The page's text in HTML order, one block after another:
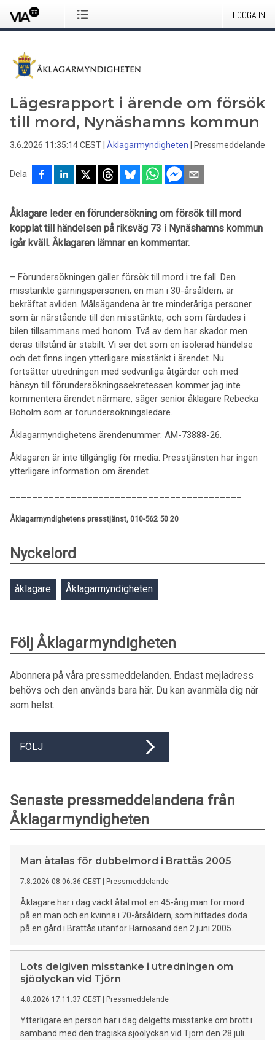
LOGGA IN
Lägesrapport i ärende om försök
till mord, Nynäshamns kommun
3.6.2026 11:35:14 CEST Åklagarmyndigheten Pressmeddelande
Dela
Åklagare leder en förundersökning om försök till mord
kopplat till händelsen på riksväg 73 i Nynäshamns kommun
igår kväll. Åklagaren lämnar en kommentar.
– Förundersökningen gäller försök till mord i tre fall. Den
misstänkte gärningspersonen, en man i 30-årsåldern, är
bekräftat avliden. Målsägandena är tre minderåriga personer
som är närstående till den misstänkte, och som färdades i
bilen tillsammans med honom. Två av dem har skador men
deras tillstånd är stabilt. Vi ser det som en isolerad händelse
och det finns ingen ytterligare misstänkt i ärendet. Nu
fortsätter utredningen med sedvanliga åtgärder och med
hänsyn till förundersökningssekretessen kommer jag inte
kommentera ärendet närmare, säger senior åklagare Rebecka
Boholm som är förundersökningsledare.
Åklagarmyndighetens ärendenummer: AM-73888-26.
Åklagaren är inte tillgänglig för media. Presstjänsten har ingen
ytterligare information om ärendet.
Åklagarmyndighetens presstjänst, 010-562 50 20
Nyckelord
åklagare Åklagarmyndigheten
Följ Åklagarmyndigheten
Abonnera på våra pressmeddelanden. Endast mejladress
behövs och den används bara här. Du kan avanmäla dig när
som helst.
FÖLJ
Senaste pressmeddelandena från
Åklagarmyndigheten
Man åtalas för dubbelmord i Brattås 2005
7.8.2026 08:06:36 CEST | Pressmeddelande
Åklagare har i dag väckt åtal mot en 45-årig man för mord
på en man och en kvinna i 70-årsåldern, som hittades döda
på en gård i Brattås utanför Härnösand den 2 juni 2005.
Lots delgiven misstanke i utredningen om
sjöolyckan vid Tjörn
4.8.2026 17:11:37 CEST | Pressmeddelande
Ytterligare en person har i dag delgetts misstanke om brott i
samband med den tragiska sjöolyckan vid Tjörn den 28 juli.